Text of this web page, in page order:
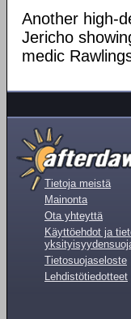
Another high-
Jericho
medic
Tietoja meistä
Mainonta
Ota yhteyttä
Käyttöehdot ja
Tietosuojaseloste
Lehdistötiedotteet